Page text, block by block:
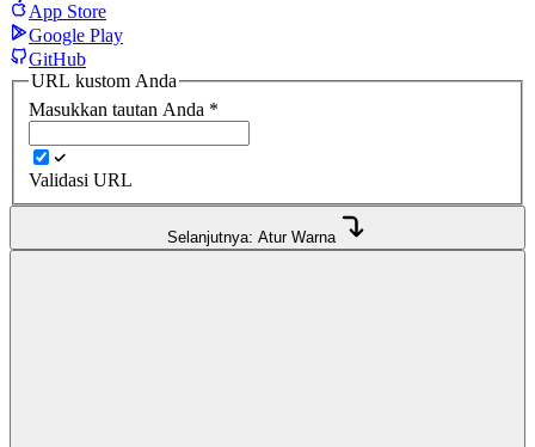
App Store
Google Play
GitHub
URL kustom Anda
Masukkan tautan Anda *
Validasi URL
Selanjutnya: Atur Warna